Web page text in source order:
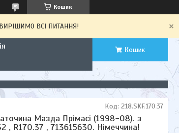
Кошик
ВИРІШИМО ВСІ ПИТАННЯ!
Кошик
Мазда Прімасі (1998-08). з
, R170.37 , 713615630. Німеччина!
Код: 218.SKF.170.37